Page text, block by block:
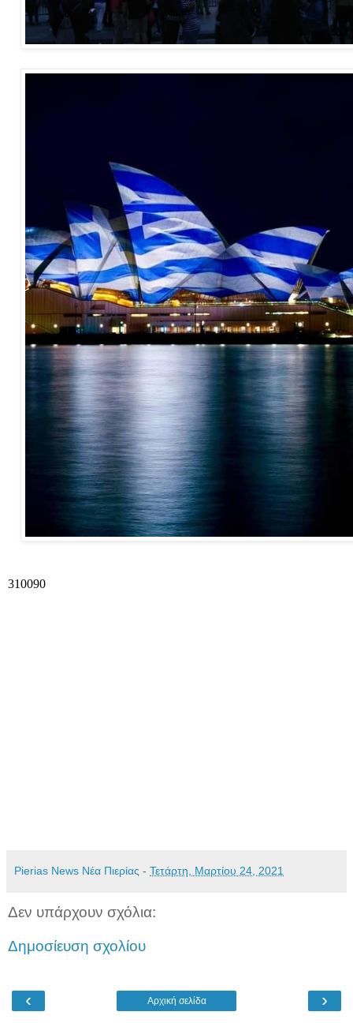
Pierias News Νέα Πιερίας - Τετάρτη, Μαρτίου 24, 2021
Δεν υπάρχουν σχόλια:
Δημοσίευση σχολίου
‹ ›
Αρχική σελίδα